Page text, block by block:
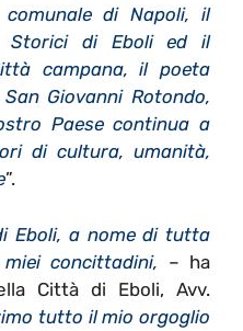
di Napoli, il
Storici di Eboli ed il
campana, il poeta
Giovanni Rotondo,
Paese continua a
di cultura, umanità,
”.
Eboli, a nome di tutta
concittadini, – ha
Città di Eboli, Avv.
tutto il mio orgoglio